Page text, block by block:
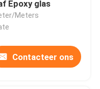
Epoxy glas
Meters
Contacteer ons